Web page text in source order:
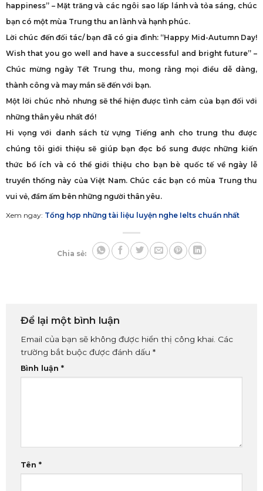
happiness” – Mặt trăng và các ngôi sao lấp lánh và tỏa sáng, chúc
bạn có một mùa Trung thu an lành và hạnh phúc.
Lời chúc đến đối tác/ bạn đã có gia đình: “Happy Mid-Autumn Day!
Wish that you go well and have a successful and bright future” –
Chúc mừng ngày Tết Trung thu, mong rằng mọi điều dễ dàng,
thành công và may mắn sẽ đến với bạn.
Một lời chúc nhỏ nhưng sẽ thể hiện được tình cảm của bạn đối với
những thân yêu nhất đó!
Hi vọng với danh sách từ vựng Tiếng anh cho trung thu được
chúng tôi giới thiệu sẽ giúp bạn đọc bổ sung được những kiến
thức bổ ích và có thể giới thiệu cho bạn bè quốc tế về ngày lễ
truyền thống này của Việt Nam. Chúc các bạn có mùa Trung thu
vui vẻ, đầm ấm bên những người thân yêu.
Xem ngay: Tổng hợp những tài liệu luyện nghe Ielts chuẩn nhất
Chia sẻ:
Để lại một bình luận
Email của bạn sẽ không được hiển thị công khai. Các
trường bắt buộc được đánh dấu *
Bình luận *
Tên *